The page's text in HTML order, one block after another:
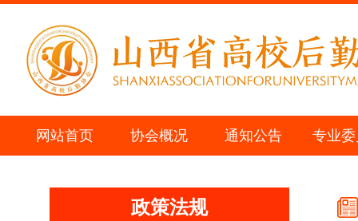
网站首页 协会概况 通知公告 专业
政策法规